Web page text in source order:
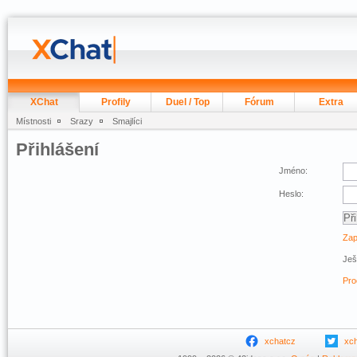
XChat Profily Duel / Top Fórum Extra
Místnosti Srazy Smajlíci
Přihlášení
Jméno:
Heslo:
xchatcz